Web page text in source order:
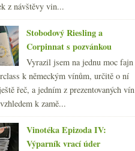
Monitor alkoholu,
Generace Y, Slípka, Praha
pije víno
z návštěvy vin...
Stobodový Riesling a
Corpinnat s pozvánkou
Vyrazil jsem na jednu moc fajn
k německým vínům, určitě o ní
řeč, a jedním z prezentovaných vín
k zamě...
Vinotéka Epizoda IV:
Výparník vrací úder